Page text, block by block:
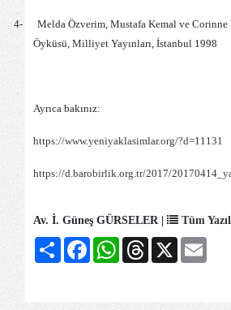
4-
Melda Özverim, Mustafa Kemal ve
Öyküsü, Milliyet Yayınları, İstanbul 1998
Ayrıca bakınız:
https://www.yeniyaklasimlar.org/?d=11131
https://d.barobirlik.org.tr/2017/
Av. İ. Güneş GÜRSELER | Tüm
Share FacebookWhatsAppThreads
X